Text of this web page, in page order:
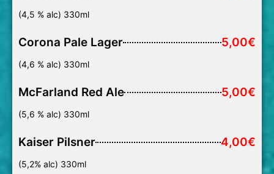
(4,5 % alc) 330ml
Corona Pale Lager 5,00€
(4,6 % alc) 330ml
McFarland Red Ale 5,00€
(5,6 % alc) 330ml
Kaiser Pilsner 4,00€
(5,2% alc) 330ml